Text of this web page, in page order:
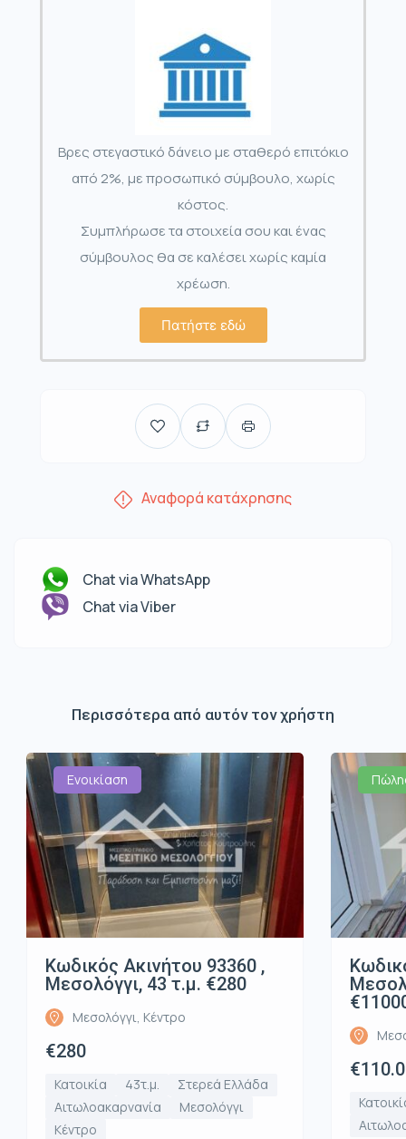
Βρες στεγαστικό δάνειο με σταθερό επιτόκιο
από 2%, με προσωπικό σύμβουλο, χωρίς
κόστος.
Συμπλήρωσε τα στοιχεία σου και ένας
σύμβουλος θα σε καλέσει χωρίς καμία
χρέωση.
Πατήστε εδώ
Αναφορά κατάχρησης
Chat via WhatsApp
Chat via Viber
Περισσότερα από αυτόν τον χρήστη
Ενοικίαση
Κωδικός Ακινήτου 93360 ,
Μεσολόγγι, 43 τ.μ. €280
Μεσολόγγι, Κέντρο
€280
Κατοικία 43τ.μ.
Στερεά Ελλάδα
Αιτωλοακαρνανία
Μεσολόγγι
Κέντρο